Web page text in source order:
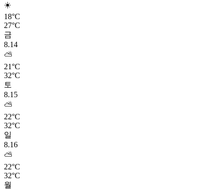
☀️
18°C
27°C
금
8.14
⛅
21°C
32°C
토
8.15
⛅
22°C
32°C
일
8.16
⛅
22°C
32°C
월